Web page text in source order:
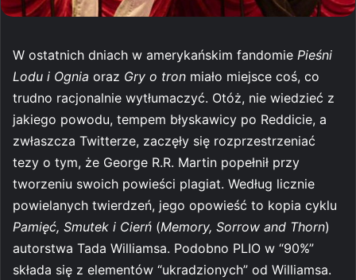
W ostatnich dniach w amerykańskim fandomie Pieśni
Lodu i Ognia oraz Gry o tron miało miejsce coś, co
trudno racjonalnie wytłumaczyć. Otóż, nie wiedzieć z
jakiego powodu, tempem błyskawicy po Reddicie, a
zwłaszcza Twitterze, zaczęły się rozprzestrzeniać
tezy o tym, że George R.R. Martin popełnił przy
tworzeniu swoich powieści plagiat. Według licznie
powielanych twierdzeń, jego opowieść to kopia cyklu
Pamięć, Smutek i Cierń (Memory, Sorrow and Thorn)
autorstwa Tada Williamsa. Podobno PLIO w “90%”
składa się z elementów “ukradzionych” od Williamsa.